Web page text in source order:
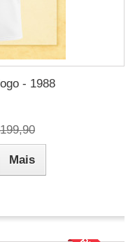
- 1988
Mais